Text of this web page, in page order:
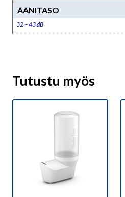
ÄÄNITASO
32 – 43 dB
Tutustu myös